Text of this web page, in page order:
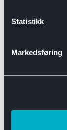
Statistikk
Markedsføring